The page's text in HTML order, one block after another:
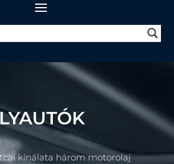
kínálata három motorolaj